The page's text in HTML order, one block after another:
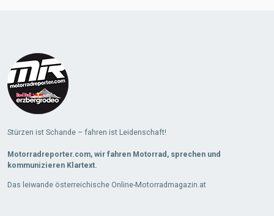
Stürzen ist Schande – fahren ist Leidenschaft!
Motorradreporter.com, wir fahren Motorrad, sprechen und
kommunizieren Klartext.
Das leiwande österreichische Online-Motorradmagazin.at